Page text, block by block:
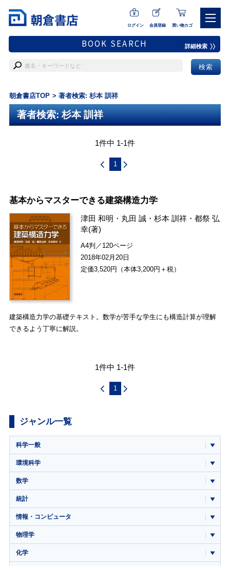
ログイン 会員登録 買い物カゴ
BOOK SEARCH 詳細検索
朝倉書店TOP 著者検索: 杉本 訓祥
著者検索: 杉本 訓祥
1件中 1-1件
1
基本からマスターできる建築構造力学
津田 和明 ・ 丸田 誠 ・杉本 訓祥 ・都祭 弘
幸(著)
A4判／120ページ
2018年02月20日
定価3,520円（本体3,200円＋税）
建築構造力学の基礎テキスト。数学が苦手な学生にも構造計算が理解
できるよう丁寧に解説。
1件中 1-1件
1
ジャンル一覧
科学一般
環境科学
数学
統計
情報・コンピュータ
物理学
化学